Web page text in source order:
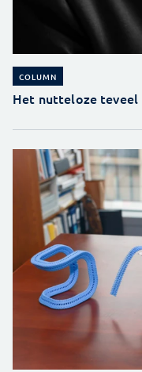
COLUMN
Het nutteloze teveel